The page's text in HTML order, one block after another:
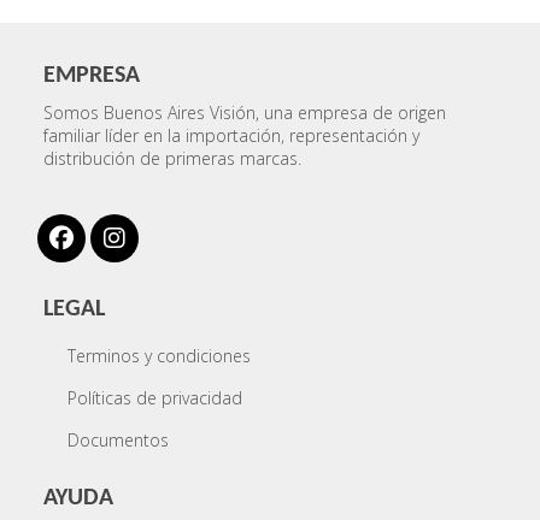
EMPRESA
Somos Buenos Aires Visión, una empresa de origen
familiar líder en la importación, representación y
distribución de primeras marcas.
LEGAL
Terminos y condiciones
Políticas de privacidad
Documentos
AYUDA